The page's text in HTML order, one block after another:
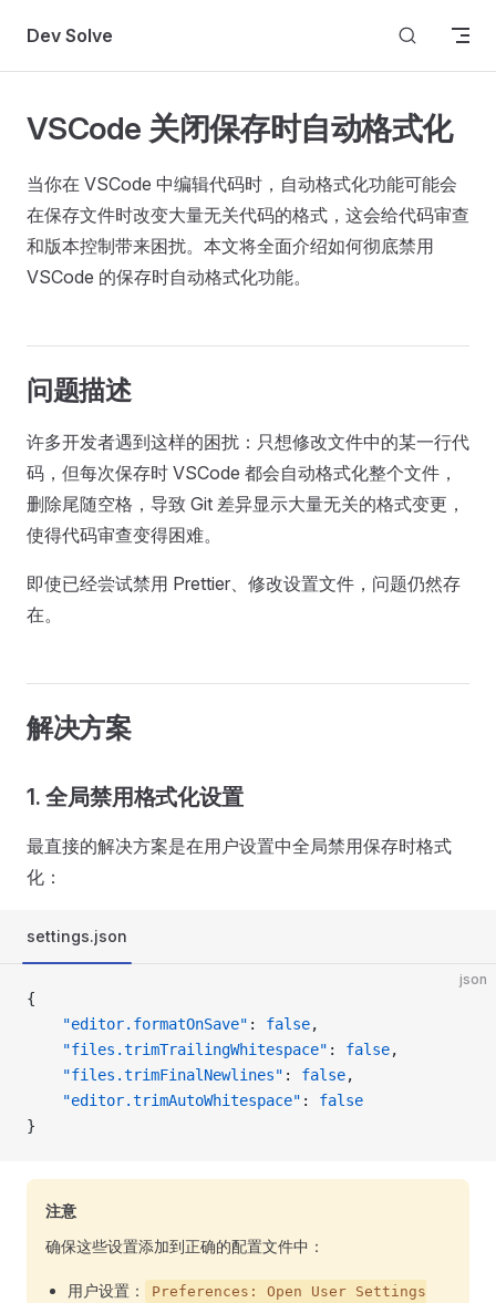
Skip to content
Dev Solve
VSCode 关闭保存时自动格式化
当你在 VSCode 中编辑代码时，自动格式化功能可能会
在保存文件时改变大量无关代码的格式，这会给代码审查
和版本控制带来困扰。本文将全面介绍如何彻底禁用
VSCode 的保存时自动格式化功能。
问题描述
许多开发者遇到这样的困扰：只想修改文件中的某一行代
码，但每次保存时 VSCode 都会自动格式化整个文件，
删除尾随空格，导致 Git 差异显示大量无关的格式变更，
使得代码审查变得困难。
即使已经尝试禁用 Prettier、修改设置文件，问题仍然存
在。
解决方案
1. 全局禁用格式化设置
最直接的解决方案是在用户设置中全局禁用保存时格式
化：
settings.json
json
{
    "editor.formatOnSave"
: false,
    "files.trimTrailingWhitespace"
: false,
    "files.trimFinalNewlines"
: false,
    "editor.trimAutoWhitespace"
: false
}
注意
确保这些设置添加到正确的配置文件中：
用户设置：
Preferences: Open User Settings